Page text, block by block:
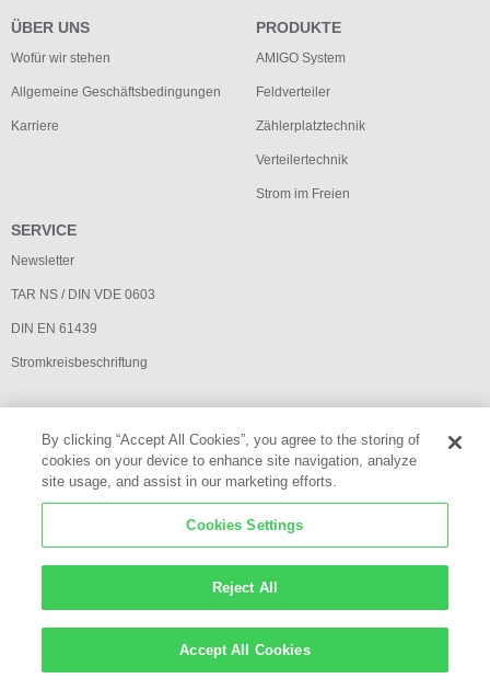
ÜBER UNS
Wofür wir stehen
Allgemeine Geschäftsbedingungen
Karriere
PRODUKTE
AMIGO System
Feldverteiler
Zählerplatztechnik
Verteilertechnik
Strom im Freien
SERVICE
Newsletter
TAR NS / DIN VDE 0603
DIN EN 61439
Stromkreisbeschriftung
Impressum
Datenschutz
Cookies Settings
©2026, ABN GmbH by Schneider Electric
By clicking “Accept All Cookies”, you agree to the storing of
cookies on your device to enhance site navigation, analyze
site usage, and assist in our marketing efforts.
Cookies Settings
Reject All
Accept All Cookies